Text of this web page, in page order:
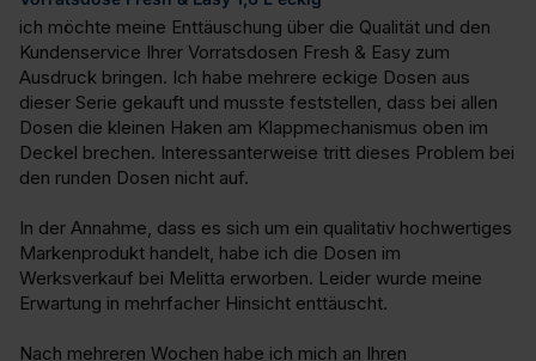
ich möchte meine Enttäuschung über die Qualität und den
Kundenservice Ihrer Vorratsdosen Fresh & Easy zum
Ausdruck bringen. Ich habe mehrere eckige Dosen aus
dieser Serie gekauft und musste feststellen, dass bei allen
Dosen die kleinen Haken am Klappmechanismus oben im
Deckel brechen. Interessanterweise tritt dieses Problem bei
den runden Dosen nicht auf.
In der Annahme, dass es sich um ein qualitativ hochwertiges
Markenprodukt handelt, habe ich die Dosen im
Werksverkauf bei Melitta erworben. Leider wurde meine
Erwartung in mehrfacher Hinsicht enttäuscht.
Nach mehreren Wochen habe ich mich an Ihren